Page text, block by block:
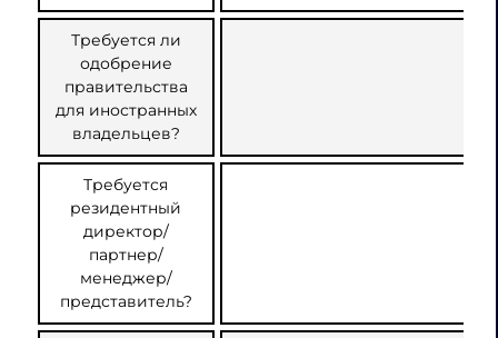
Требуется ли
одобрение
правительства
для иностранных
владельцев?
Требуется
резидентный
директор/
партнер/
менеджер/
представитель?